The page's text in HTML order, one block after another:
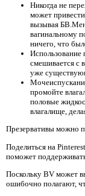
Никогда не
может
вызывая
вагинальному
ничего, что
Использование
смешивается с
уже
промойте
половые
влагалище,
Презервативы можно
Поделиться на
поможет
Поскольку BV может
ошибочно полагают,